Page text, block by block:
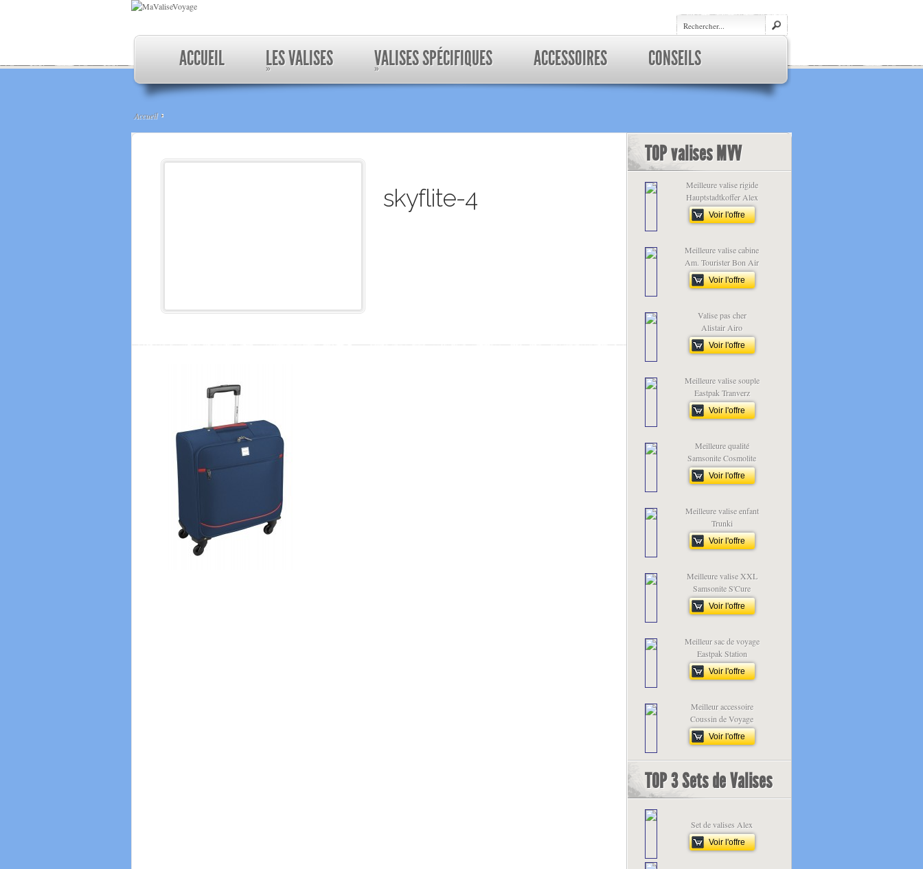
ACCUEIL LES VALISES
» VALISES SPÉCIFIQUES
» ACCESSOIRES CONSEILS
Accueil
skyflite-4
TOP valises MVV
Meilleure valise rigide
Hauptstadtkoffer Alex
Voir l'offre
Meilleure valise cabine
Am. Tourister Bon Air
Voir l'offre
Valise pas cher
Alistair Airo
Voir l'offre
Meilleure valise souple
Eastpak Tranverz
Voir l'offre
Meilleure qualité
Samsonite Cosmolite
Voir l'offre
Meilleure valise enfant
Trunki
Voir l'offre
Meilleure valise XXL
Samsonite S'Cure
Voir l'offre
Meilleur sac de voyage
Eastpak Station
Voir l'offre
Meilleur accessoire
Coussin de Voyage
Voir l'offre
TOP 3 Sets de Valises
Set de valises Alex
Voir l'offre